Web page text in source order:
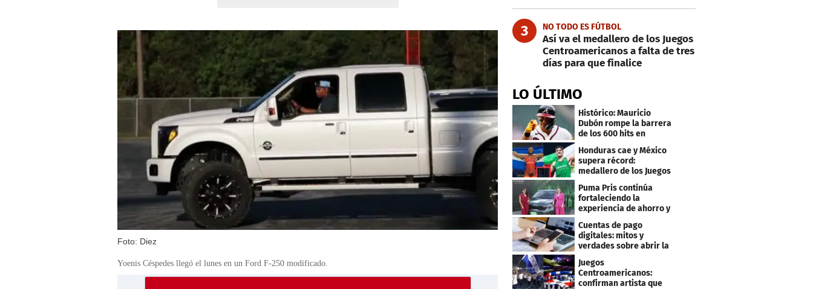
Foto: Diez
Yoenis Céspedes llegó el lunes en un Ford F-250 modificado.
3 NO TODO ES FÚTBOL
Así va el medallero de los Juegos
Centroamericanos a falta de tres
días para que finalice
LO ÚLTIMO
Histórico: Mauricio
Dubón rompe la barrera
de los 600 hits en
Grandes Ligas
Honduras cae y México
supera récord:
medallero de los Juegos
Centroamericanos
Puma Pris continúa
fortaleciendo la
experiencia de ahorro y
clientes
Cuentas de pago
digitales: mitos y
verdades sobre abrir la
Juegos
Centroamericanos:
confirman artista que